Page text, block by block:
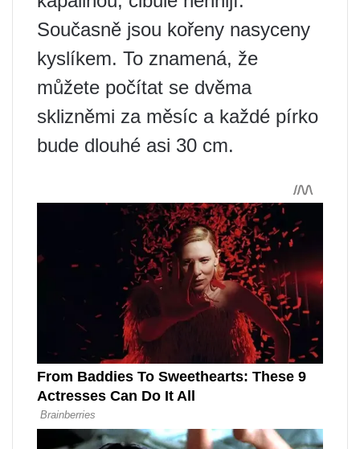
Současně jsou kořeny nasyceny
kyslíkem. To znamená, že
můžete počítat se dvěma
sklizněmi za měsíc a každé pírko
bude dlouhé asi 30 cm.